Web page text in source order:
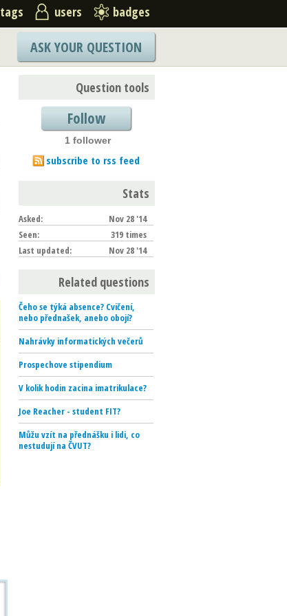
tags users badges
ASK YOUR QUESTION
Question tools
Follow
1 follower
subscribe to rss feed
Stats
Asked:
Nov 28 '14
Seen:
319 times
Last updated:
Nov 28 '14
Related questions
Čeho se týká absence? Cvičení,
nebo přednašek, anebo obojí?
Nahrávky informatických večerů
Prospechove stipendium
V kolik hodin zacina imatrikulace?
Joe Reacher - student FIT?
Můžu vzít na přednášku i lidi, co
nestudují na ČVUT?